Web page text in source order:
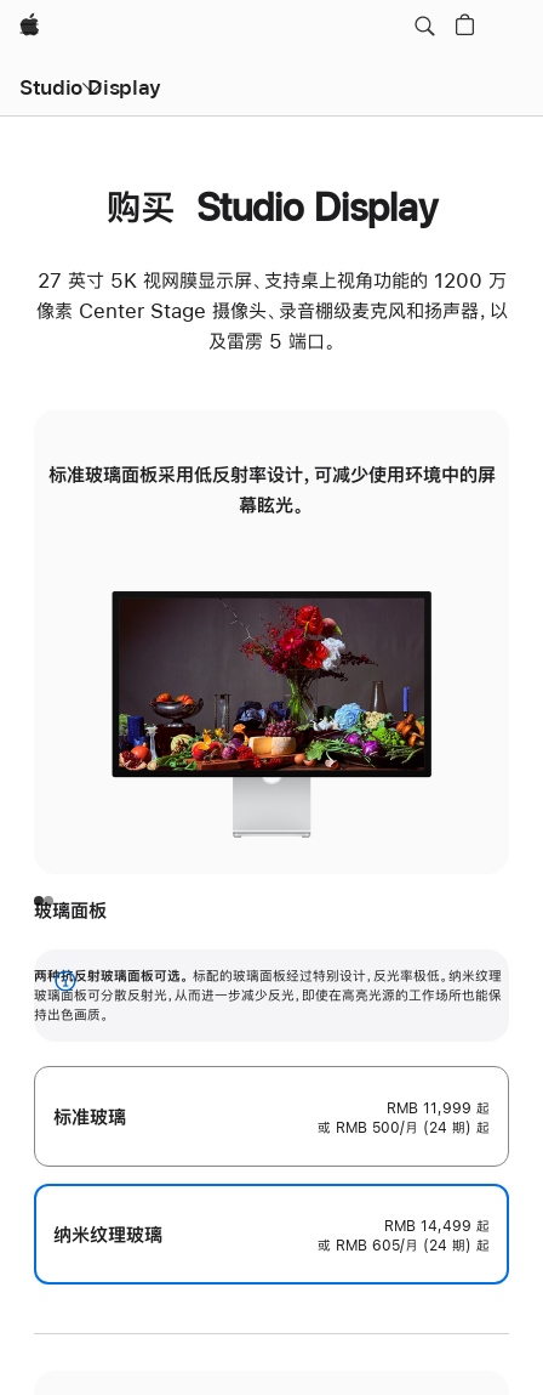
Apple
Studio Display
购买 Studio Display
27 英寸 5K 视网膜显示屏、支持桌上视角功能的 1200 万
像素 Center Stage 摄像头、录音棚级麦克风和扬声器，以
及雷雳 5 端口。
标准玻璃面板采用低反射率设计，可减少使用环境中的屏
幕眩光。
玻璃面板
两种抗反射玻璃面板可选。 标配的玻璃面板经过特别设计，反光率极低。纳米纹理
玻璃面板可分散反射光，从而进一步减少反光，即使在高亮光源的工作场所也能保
持出色画质。
展
开
标准玻璃 RMB 11,999 起
或 RMB 500/月 (24 期) 起
纳米纹理玻璃 RMB 14,499 起
或 RMB 605/月 (24 期) 起